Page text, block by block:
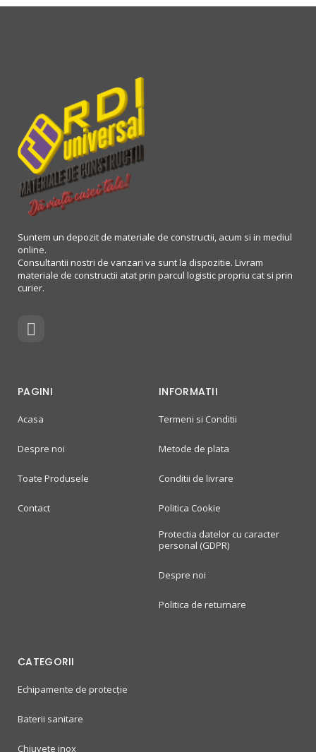
Suntem un depozit de materiale de constructii, acum si in mediul
online.
Consultantii nostri de vanzari va sunt la dispozitie. Livram
materiale de constructii atat prin parcul logistic propriu cat si prin
curier.
PAGINI
Acasa
Despre noi
Toate Produsele
Contact
INFORMATII
Termeni si Conditii
Metode de plata
Conditii de livrare
Politica Cookie
Protectia datelor cu caracter
personal (GDPR)
Despre noi
Politica de returnare
CATEGORII
Echipamente de protecție
Baterii sanitare
Chiuvete inox